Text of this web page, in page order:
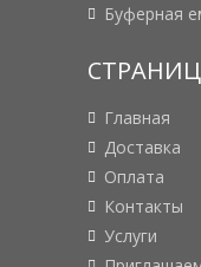
Буферная
Главная
Доставка
Оплата
Контакты
Услуги